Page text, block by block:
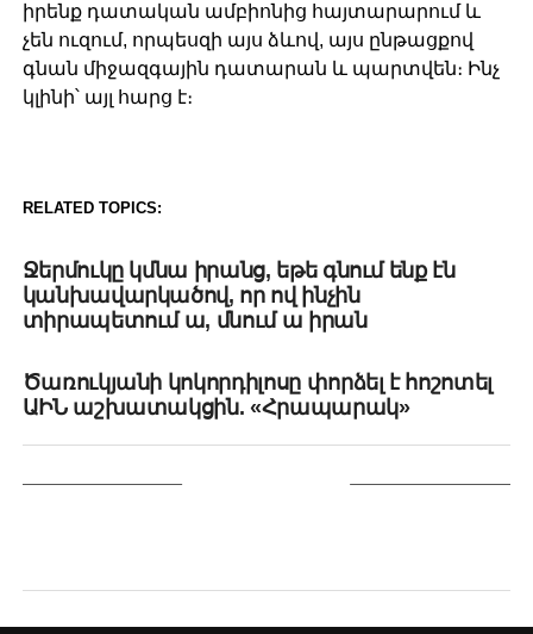
իրենք դատական ամբիոնից հայտարարում և
չեն ուզում, որպեսզի այս ձևով, այս ընթացքով
գնան միջազգային դատարան և պարտվեն։ Ինչ
կլինի՝ այլ հարց է։
RELATED TOPICS:
Ջերմուկը կմնա իրանց, եթե գնում ենք էն
կանխավարկածով, որ ով ինչին
տիրապետում ա, մնում ա իրան
Ծառուկյանի կոկորդիլոսը փորձել է հոշոտել
ԱԻՆ աշխատակցին. «Հրապարակ»